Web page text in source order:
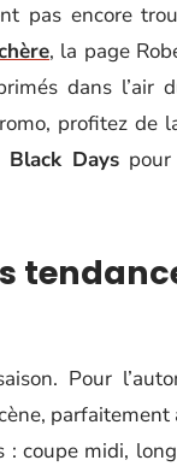
pas encore
, la page
dans l’air
profitez de
Black Dayspour
Pour
parfaitement
: coupe midi,